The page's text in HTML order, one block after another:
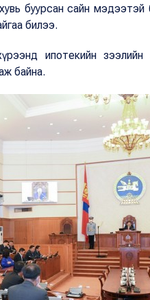
буурсан сайн
билээ.
ипотекийн зээлийн
байна.